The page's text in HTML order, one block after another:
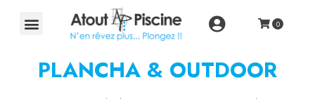
PLANCHA & OUTDOOR